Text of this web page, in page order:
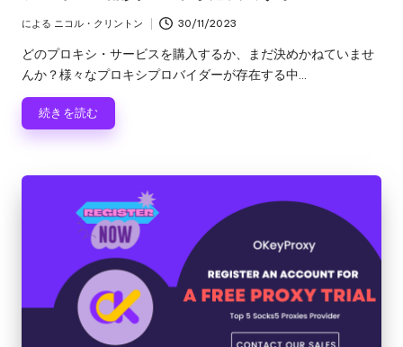
レ
ジ
デ
ン
シ
ャ
キ
の
ト
ラ
イ
ル、
ロ
リ
投
稿
者
による ニコル・クリントン 30/11/2023
どのプロキシ・サービスを購入するか、まだ決めかねていませ
んか？様々なプロキシプロバイダーが存在する中...
続きを読む